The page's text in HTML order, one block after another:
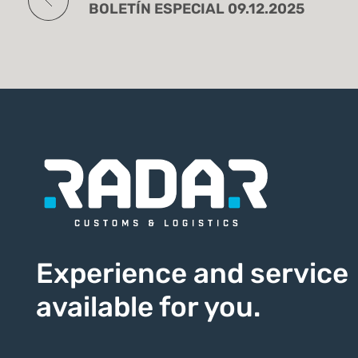
BOLETÍN ESPECIAL 09.12.2025
Experience and service
available for you.